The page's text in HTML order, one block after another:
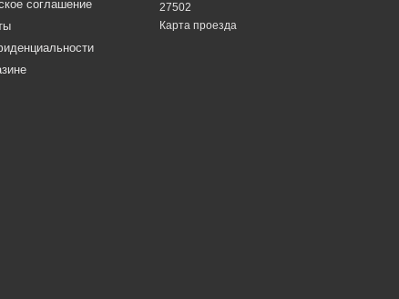
соглашение
27502
Карта проезда